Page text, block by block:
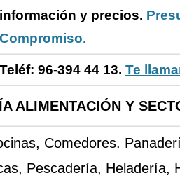
información y precios.
Compromiso.
Teléf: 96-394 44 13. Te
ALIMENTACIÓN Y
Comedores.
Pescadería, Heladería,